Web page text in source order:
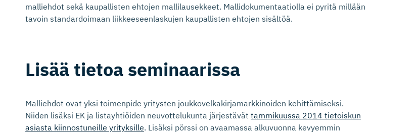
malliehdot sekä kaupallisten ehtojen mallilausekkeet. Mallidokumentaatiolla ei pyritä millään
tavoin standardoimaan liikkeeseenlaskujen kaupallisten ehtojen sisältöä.
Lisää tietoa seminaarissa
Malliehdot ovat yksi toimenpide yritysten joukkovelkakirjamarkkinoiden kehittämiseksi.
Niiden lisäksi EK ja listayhtiöiden neuvottelukunta järjestävät tammikuussa 2014 tietoiskun
asiasta kiinnostuneille yrityksille. Lisäksi pörssi on avaamassa alkuvuonna kevyemmin